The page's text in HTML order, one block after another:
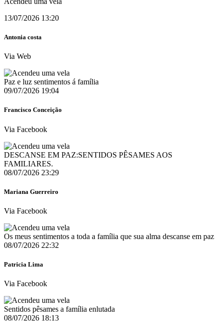
13/07/2026 13:20
Antonia costa
Via Web
Paz e luz sentimentos á família
09/07/2026 19:04
Francisco Conceição
Via Facebook
DESCANSE EM PAZ:SENTIDOS PÊSAMES AOS
FAMILIARES.
08/07/2026 23:29
Mariana Guerreiro
Via Facebook
Os meus sentimentos a toda a família que sua alma descanse em paz
08/07/2026 22:32
Patricia Lima
Via Facebook
Sentidos pêsames a família enlutada
08/07/2026 18:13